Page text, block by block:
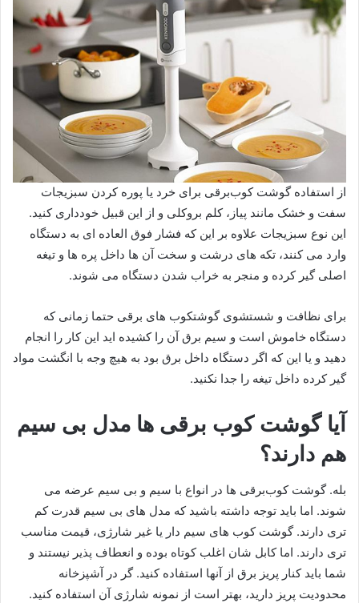
از استفاده گوشت کوب‌برقی برای خرد یا پوره کردن سبزیجات
سفت و خشک مانند پیاز، کلم بروکلی و از این قبیل خودداری کنید.
این نوع سبزیجات علاوه بر این که فشار فوق العاده ای به دستگاه
وارد می کنند، تکه های درشت و سخت آن ها داخل پره ها و تیغه
اصلی گیر کرده و منجر به خراب شدن دستگاه می شوند.
برای نظافت و شستشوی گوشتکوب های برقی حتما زمانی که
دستگاه خاموش است و سیم برق آن را کشیده اید این کار را انجام
دهید و یا این که اگر دستگاه داخل برق بود به هیچ وجه با انگشت مواد
گیر کرده داخل تیغه را جدا نکنید.
آیا گوشت کوب برقی ها مدل بی سیم
هم دارند؟
بله. گوشت کوب‌برقی ها در انواع با سیم و بی سیم عرضه می
شوند. اما باید توجه داشته باشید که مدل های بی سیم قدرت کم
تری دارند. گوشت کوب های سیم دار یا غیر شارژی، قیمت مناسب
تری دارند. اما کابل شان اغلب کوتاه بوده و انعطاف پذیر نیستند و
شما باید کنار پریز برق از آنها استفاده کنید. گر در آشپزخانه
محدودیت پریز دارید، بهتر است از نمونه شارژی آن استفاده کنید.